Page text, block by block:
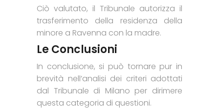
Ciò valutato, il Tribunale autorizza il
trasferimento della residenza della
minore a Ravenna con la madre.
Le Conclusioni
In conclusione, si può tornare pur in
brevità nell’analisi dei criteri adottati
dal Tribunale di Milano per dirimere
questa categoria di questioni.